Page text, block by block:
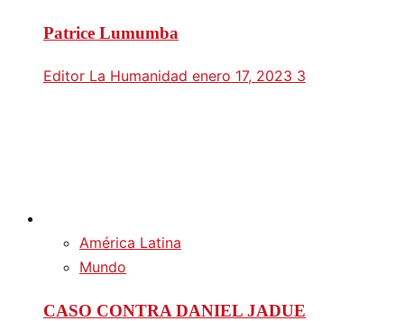
Patrice Lumumba
Editor La Humanidad enero 17, 2023 3
América Latina
Mundo
CASO CONTRA DANIEL JADUE